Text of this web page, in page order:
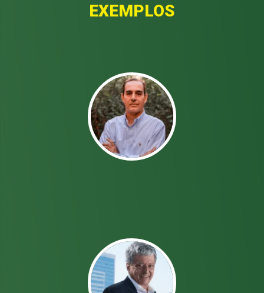
EXEMPLOS